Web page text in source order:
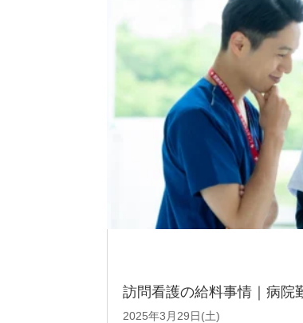
訪問看護の給料事情｜病院
2025年3月29日(土)